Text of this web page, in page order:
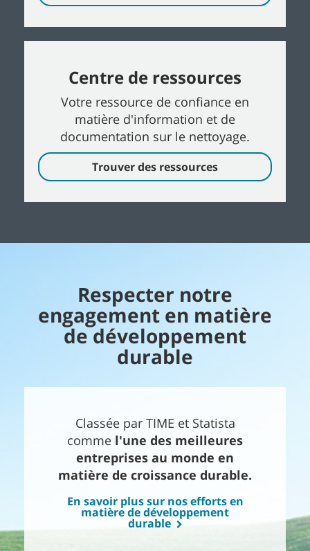
Centre de ressources
Votre ressource de confiance en
matière d'information et de
documentation sur le nettoyage.
Trouver des ressources
Respecter notre
engagement en matière
de développement
durable
Classée par TIME et Statista
comme l'une des meilleures
entreprises au monde en
matière de croissance durable.
En savoir plus sur nos efforts en
matière de développement
durable